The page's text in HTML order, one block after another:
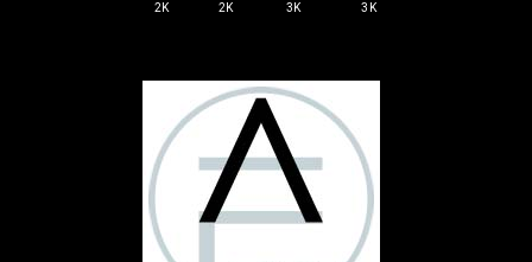
2K
2K
3K
3K